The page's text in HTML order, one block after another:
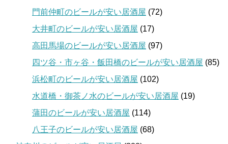
門前仲町のビールが安い居酒屋 (72)
大井町のビールが安い居酒屋 (17)
高田馬場のビールが安い居酒屋 (97)
四ツ谷・市ヶ谷・飯田橋のビールが安い居酒屋 (85)
浜松町のビールが安い居酒屋 (102)
水道橋・御茶ノ水のビールが安い居酒屋 (19)
蒲田のビールが安い居酒屋 (114)
八王子のビールが安い居酒屋 (68)